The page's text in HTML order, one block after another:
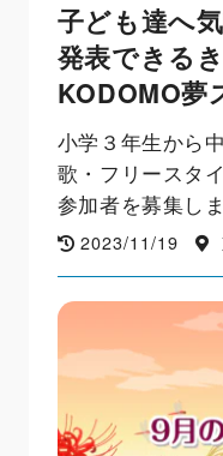
子ども達へ
発表できる
KODOMO夢
小学３年生から
歌・フリースタ
参加者を募集し
2023/11/19